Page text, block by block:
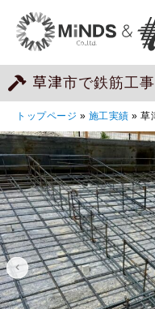
草津市で鉄筋工
トップページ » 施工実績 » 草